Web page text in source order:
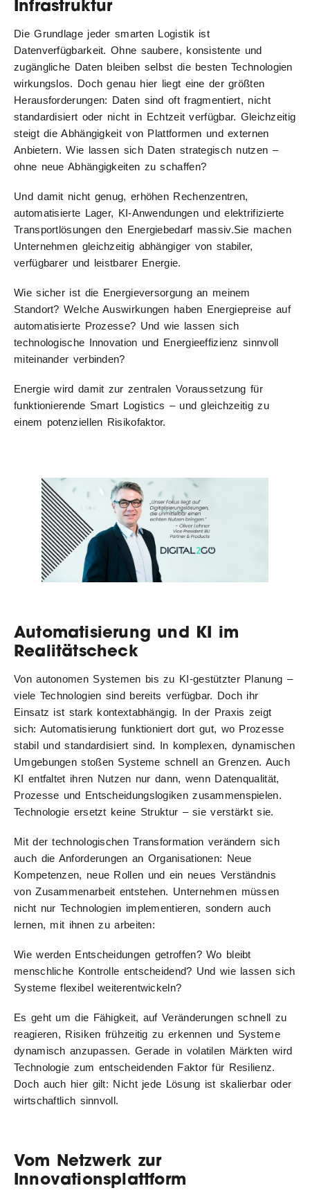
Infrastruktur
Die Grundlage jeder smarten Logistik ist
Datenverfügbarkeit. Ohne saubere, konsistente und
zugängliche Daten bleiben selbst die besten Technologien
wirkungslos. Doch genau hier liegt eine der größten
Herausforderungen: Daten sind oft fragmentiert, nicht
standardisiert oder nicht in Echtzeit verfügbar. Gleichzeitig
steigt die Abhängigkeit von Plattformen und externen
Anbietern. Wie lassen sich Daten strategisch nutzen –
ohne neue Abhängigkeiten zu schaffen?
Und damit nicht genug, erhöhen Rechenzentren,
automatisierte Lager, KI-Anwendungen und elektrifizierte
Transportlösungen den Energiebedarf massiv.Sie machen
Unternehmen gleichzeitig abhängiger von stabiler,
verfügbarer und leistbarer Energie.
Wie sicher ist die Energieversorgung an meinem
Standort? Welche Auswirkungen haben Energiepreise auf
automatisierte Prozesse? Und wie lassen sich
technologische Innovation und Energieeffizienz sinnvoll
miteinander verbinden?
Energie wird damit zur zentralen Voraussetzung für
funktionierende Smart Logistics – und gleichzeitig zu
einem potenziellen Risikofaktor.
Automatisierung und KI im
Realitätscheck
Von autonomen Systemen bis zu KI-gestützter Planung –
viele Technologien sind bereits verfügbar. Doch ihr
Einsatz ist stark kontextabhängig. In der Praxis zeigt
sich: Automatisierung funktioniert dort gut, wo Prozesse
stabil und standardisiert sind. In komplexen, dynamischen
Umgebungen stoßen Systeme schnell an Grenzen. Auch
KI entfaltet ihren Nutzen nur dann, wenn Datenqualität,
Prozesse und Entscheidungslogiken zusammenspielen.
Technologie ersetzt keine Struktur – sie verstärkt sie.
Mit der technologischen Transformation verändern sich
auch die Anforderungen an Organisationen: Neue
Kompetenzen, neue Rollen und ein neues Verständnis
von Zusammenarbeit entstehen. Unternehmen müssen
nicht nur Technologien implementieren, sondern auch
lernen, mit ihnen zu arbeiten:
Wie werden Entscheidungen getroffen? Wo bleibt
menschliche Kontrolle entscheidend? Und wie lassen sich
Systeme flexibel weiterentwickeln?
Es geht um die Fähigkeit, auf Veränderungen schnell zu
reagieren, Risiken frühzeitig zu erkennen und Systeme
dynamisch anzupassen. Gerade in volatilen Märkten wird
Technologie zum entscheidenden Faktor für Resilienz.
Doch auch hier gilt: Nicht jede Lösung ist skalierbar oder
wirtschaftlich sinnvoll.
Vom Netzwerk zur
Innovationsplattform